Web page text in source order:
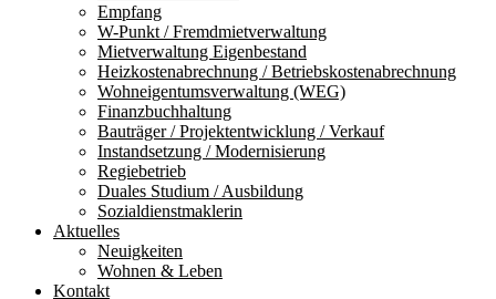
Empfang
W-Punkt / Fremd­­miet­­ver­wal­tung
Miet­ver­waltung Eigen­be­stand
Heiz­kosten­ab­rechnung / Be­triebs­kosten­ab­rechnung
Wohn­eigen­tums­ver­waltung (WEG)
Finanz­buch­haltung
Bau­­träger / Pro­­jekt­­ent­­wick­lung / Ver­­kauf
In­stand­setzung / Moder­ni­sie­rung
Regie­betrieb
Duales Studium / Aus­bildung
Sozial­dienst­­maklerin
Aktuelles
Neuigkeiten
Wohnen & Leben
Kontakt